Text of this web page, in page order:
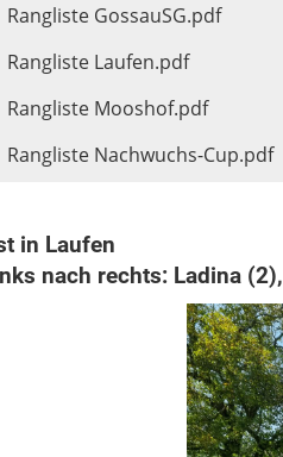
Rangliste GossauSG.pdf
Rangliste Laufen.pdf
Rangliste Mooshof.pdf
Rangliste Nachwuchs-Cup.pdf
in Laufen
nach rechts: Ladina